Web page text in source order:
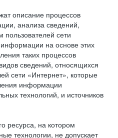
описание процессов
анализа сведений,
пользователей сети
на основе этих
таких процессов
сведений, относящихся
сети «Интернет», которые
информации
технологий, и источников
ресурса, на котором
технологии, не допускает